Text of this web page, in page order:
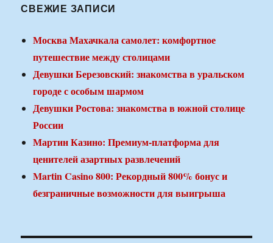
СВЕЖИЕ ЗАПИСИ
Москва Махачкала самолет: комфортное
путешествие между столицами
Девушки Березовский: знакомства в уральском
городе с особым шармом
Девушки Ростова: знакомства в южной столице
России
Мартин Казино: Премиум-платформа для
ценителей азартных развлечений
Martin Casino 800: Рекордный 800% бонус и
безграничные возможности для выигрыша